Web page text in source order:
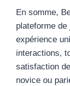
En somme,
plateforme
expérience
interactions,
satisfaction
novice ou